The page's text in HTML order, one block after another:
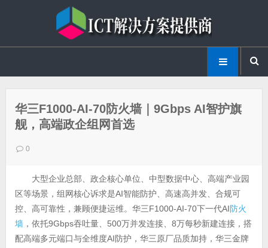
华三F1000-AI-70防火墙｜9Gbps AI智护旗
舰，高端政企组网首选
0
大型企业总部、政企核心单位、中型数据中心、高端产业园
区等场景，组网核心诉求是AI智能防护、高速高并发、合规可
控、高可靠性，兼顾便捷运维。华三F1000-AI-70下一代AI防火
墙，依托9Gbps吞吐量、500万并发连接、8万每秒新建连接，搭
配高端多元端口与全维度AI防护，华三原厂品质加持，华三金牌